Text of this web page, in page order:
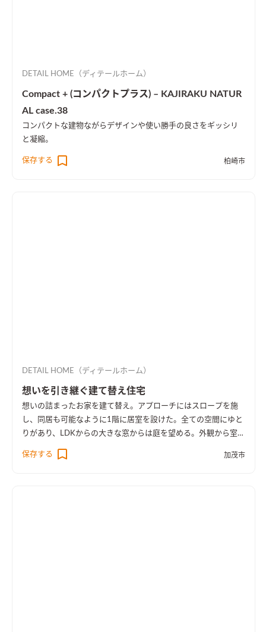
DETAIL HOME（ディテールホーム）
Compact + (コンパクトプラス) – KAJIRAKU NATUR
AL case.38
コンパクトな建物ながらデザインや使い勝手の良さをギッシリ
と凝縮。
保存する 柏崎市
DETAIL HOME（ディテールホーム）
想いを引き継ぐ建て替え住宅
想いの詰まったお家を建て替え。アプローチにはスロープを施
し、同居も可能なように1階に居室を設けた。全ての空間にゆと
りがあり、LDKからの大きな窓からは庭を望める。外観から室内
空間まで広さを感じる事のできるお家となった。
保存する
加茂市